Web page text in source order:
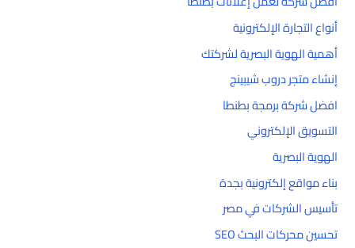
أنواع التجارة الإلكترونية
أهمية الهوية البصرية لشركتك
إنشاء متجر دروب شيبينج
افضل شركة برمجة بطنطا
التسويق الإلكتروني
الهوية البصرية
بناء مواقع إلكترونية بجدة
تأسيس الشركات في مصر
تحسين محركات البحث SEO